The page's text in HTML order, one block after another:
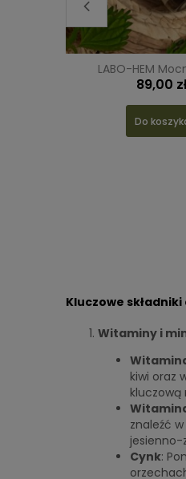
LABO-HEM
89,00
Do
Kluczowe
Witaminy i
kiwi oraz
kluczową
znaleźć
jesienno-
Cynk: